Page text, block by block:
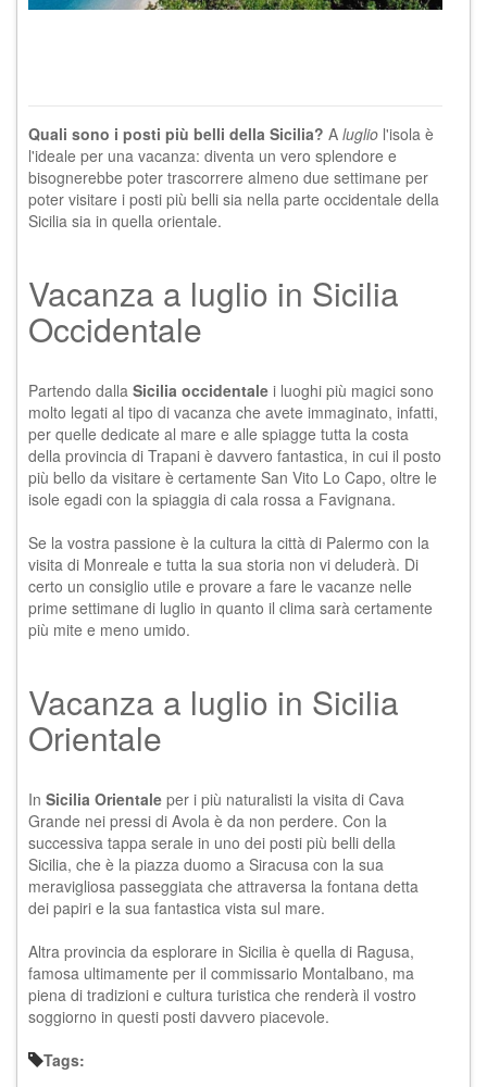
Quali sono i posti più belli della Sicilia? A luglio l'isola è
l'ideale per una vacanza: diventa un vero splendore e
bisognerebbe poter trascorrere almeno due settimane per
poter visitare i posti più belli sia nella parte occidentale della
Sicilia sia in quella orientale.
Vacanza a luglio in Sicilia
Occidentale
Partendo dalla Sicilia occidentale i luoghi più magici sono
molto legati al tipo di vacanza che avete immaginato, infatti,
per quelle dedicate al mare e alle spiagge tutta la costa
della provincia di Trapani è davvero fantastica, in cui il posto
più bello da visitare è certamente San Vito Lo Capo, oltre le
isole egadi con la spiaggia di cala rossa a Favignana.
Se la vostra passione è la cultura la città di Palermo con la
visita di Monreale e tutta la sua storia non vi deluderà. Di
certo un consiglio utile e provare a fare le vacanze nelle
prime settimane di luglio in quanto il clima sarà certamente
più mite e meno umido.
Vacanza a luglio in Sicilia
Orientale
In Sicilia Orientale per i più naturalisti la visita di Cava
Grande nei pressi di Avola è da non perdere. Con la
successiva tappa serale in uno dei posti più belli della
Sicilia, che è la piazza duomo a Siracusa con la sua
meravigliosa passeggiata che attraversa la fontana detta
dei papiri e la sua fantastica vista sul mare.
Altra provincia da esplorare in Sicilia è quella di Ragusa,
famosa ultimamente per il commissario Montalbano, ma
piena di tradizioni e cultura turistica che renderà il vostro
soggiorno in questi posti davvero piacevole.
Tags: